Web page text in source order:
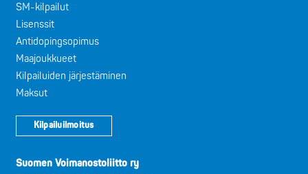
SM-kilpailut
Lisenssit
Antidopingsopimus
Maajoukkueet
Kilpailuiden järjestäminen
Maksut
Kilpailuilmoitus
Suomen Voimanostoliitto ry